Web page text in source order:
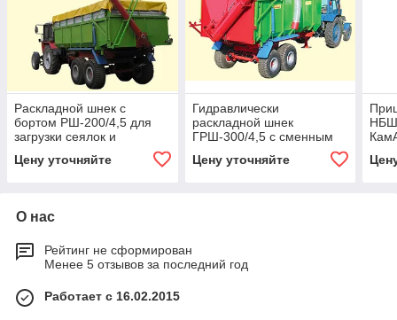
Раскладной шнек с
бортом РШ-200/4,5 для
загрузки сеялок и
минудобрений,
Цену уточняйте
Гидравлически
раскладной шнек
ГРШ-300/4,5 с сменным
Цену уточняйте
мин
О нас
Рейтинг не сформирован
Менее 5 отзывов за последний год
Работает с 16.02.2015